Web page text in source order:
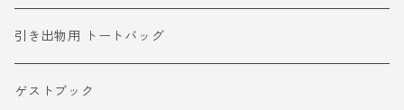
引き出物用 トートバッグ
ゲストブック